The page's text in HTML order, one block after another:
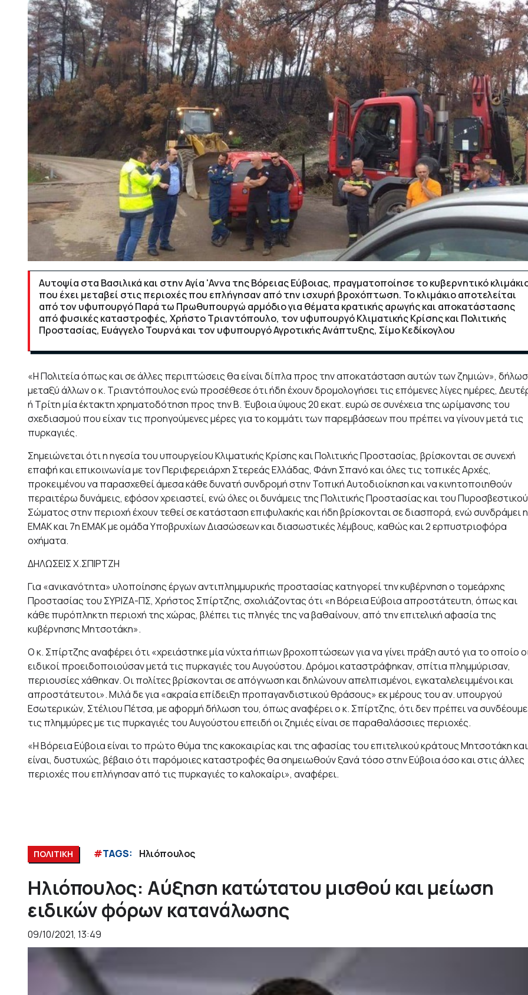
Αυτοψία στα Βασιλικά και στην Αγία 'Αννα της Βόρειας Εύβοιας, πραγματοποίησε το κυβερνητικό
που έχει μεταβεί στις περιοχές που επλήγησαν από την ισχυρή βροχόπτωση. Το κλιμάκιο αποτελείται
από τον υφυπουργό Παρά τω Πρωθυπουργώ αρμόδιο για θέματα κρατικής αρωγής και αποκατάστασης
από φυσικές καταστροφές, Χρήστο Τριαντόπουλο, τον υφυπουργό Κλιματικής Κρίσης και Πολιτικής
Προστασίας, Ευάγγελο Τουρνά και τον υφυπουργό Αγροτικής Ανάπτυξης, Σίμο Κεδίκογλου
«Η Πολιτεία όπως και σε άλλες περιπτώσεις θα είναι δίπλα προς την αποκατάσταση αυτών των ζημιών»,
μεταξύ άλλων ο κ. Τριαντόπουλος ενώ προσέθεσε ότι ήδη έχουν δρομολογήσει τις επόμενες λίγες ημέρες,
ή Τρίτη μία έκτακτη χρηματοδότηση προς την Β. Έυβοια ύψους 20 εκατ. ευρώ σε συνέχεια της ωρίμανσης του
σχεδιασμού που είχαν τις προηγούμενες μέρες για το κομμάτι των παρεμβάσεων που πρέπει να γίνουν μετά τις
πυρκαγιές.
Σημειώνεται ότι η ηγεσία του υπουργείου Κλιματικής Κρίσης και Πολιτικής Προστασίας, βρίσκονται σε συνεχή
επαφή και επικοινωνία με τον Περιφερειάρχη Στερεάς Ελλάδας, Φάνη Σπανό και όλες τις τοπικές Αρχές,
προκειμένου να παρασχεθεί άμεσα κάθε δυνατή συνδρομή στην Τοπική Αυτοδιοίκηση και να κινητοποιηθούν
περαιτέρω δυνάμεις, εφόσον χρειαστεί, ενώ όλες οι δυνάμεις της Πολιτικής Προστασίας και του Πυροσβεστικού
Σώματος στην περιοχή έχουν τεθεί σε κατάσταση επιφυλακής και ήδη βρίσκονται σε διασπορά, ενώ συνδράμει η
ΕΜΑΚ και 7η ΕΜΑΚ με ομάδα Υποβρυχίων Διασώσεων και διασωστικές λέμβους, καθώς και 2 ερπυστριοφόρα
οχήματα.
ΔΗΛΩΣΕΙΣ Χ.ΣΠΙΡΤΖΗ
Για «ανικανότητα» υλοποίησης έργων αντιπλημμυρικής προστασίας κατηγορεί την κυβέρνηση ο τομεάρχης
Προστασίας του ΣΥΡΙΖΑ-ΠΣ, Χρήστος Σπίρτζης, σχολιάζοντας ότι «η Βόρεια Εύβοια απροστάτευτη, όπως και
κάθε πυρόπληκτη περιοχή της χώρας, βλέπει τις πληγές της να βαθαίνουν, από την επιτελική αφασία της
κυβέρνησης Μητσοτάκη».
Ο κ. Σπίρτζης αναφέρει ότι «χρειάστηκε μία νύχτα ήπιων βροχοπτώσεων για να γίνει πράξη αυτό για το οποίο
ειδικοί προειδοποιούσαν μετά τις πυρκαγιές του Αυγούστου. Δρόμοι καταστράφηκαν, σπίτια πλημμύρισαν,
περιουσίες χάθηκαν. Οι πολίτες βρίσκονται σε απόγνωση και δηλώνουν απελπισμένοι, εγκαταλελειμμένοι και
απροστάτευτοι». Μιλά δε για «ακραία επίδειξη προπαγανδιστικού θράσους» εκ μέρους του αν. υπουργού
Εσωτερικών, Στέλιου Πέτσα, με αφορμή δήλωση του, όπως αναφέρει ο κ. Σπίρτζης, ότι δεν πρέπει να συνδέουμε
τις πλημμύρες με τις πυρκαγιές του Αυγούστου επειδή οι ζημιές είναι σε παραθαλάσσιες περιοχές.
«Η Βόρεια Εύβοια είναι το πρώτο θύμα της κακοκαιρίας και της αφασίας του επιτελικού κράτους Μητσοτάκη και
είναι, δυστυχώς, βέβαιο ότι παρόμοιες καταστροφές θα σημειωθούν ξανά τόσο στην Εύβοια όσο και στις άλλες
περιοχές που επλήγησαν από τις πυρκαγιές το καλοκαίρι», αναφέρει.
ΠΟΛΙΤΙΚΗ #TAGS: Ηλιόπουλος
Ηλιόπουλος: Αύξηση κατώτατου μισθού και μείωση
ειδικών φόρων κατανάλωσης
09/10/2021, 13:49